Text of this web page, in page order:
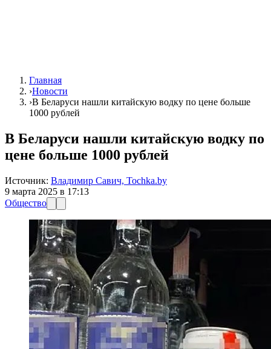
Главная
›Новости
›В Беларуси нашли китайскую водку по цене больше
1000 рублей
В Беларуси нашли китайскую водку по
цене больше 1000 рублей
Источник: Владимир Савич, Tochka.by
9 марта 2025 в 17:13
Общество